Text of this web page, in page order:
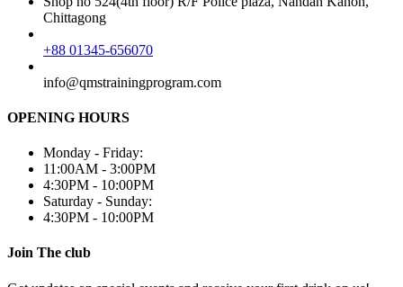
Chittagong
+88 01345-656070
info@qmstrainingprogram.com
OPENING HOURS
Monday - Friday:
11:00AM - 3:00PM
4:30PM - 10:00PM
Saturday - Sunday:
4:30PM - 10:00PM
Join The club